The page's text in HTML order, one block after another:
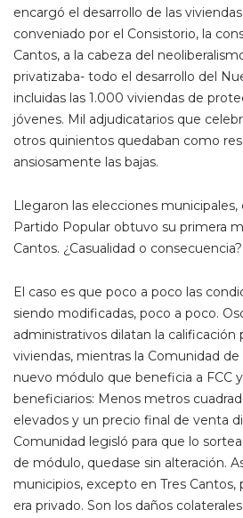
encargó el desarrollo de las
conveniado por el Consistorio, la
Cantos, a la cabeza del
privatizaba- todo el desarrollo del
incluidas las 1.000 viviendas de
jóvenes. Mil adjudicatarios que
otros quinientos quedaban como
ansiosamente las bajas.
Llegaron las elecciones
Partido Popular obtuvo su primera
Cantos. ¿Casualidad o
El caso es que poco a poco las
siendo modificadas, poco a poco.
administrativos dilatan la calificación
viviendas, mientras la Comunidad
nuevo módulo que beneficia a FCC
beneficiarios: Menos metros
elevados y un precio final de venta
Comunidad legisló para que lo
de módulo, quedase sin alteración.
municipios, excepto en Tres Cantos,
era privado. Son los daños